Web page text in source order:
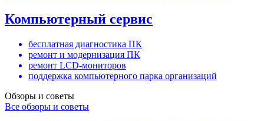
Компьютерный сервис
бесплатная диагностика ПК
ремонт и модернизация ПК
ремонт LCD-мониторов
поддержка компьютерного парка организаций
Обзоры и советы
Все обзоры и советы